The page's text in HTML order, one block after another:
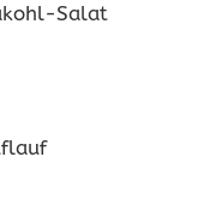
Salat